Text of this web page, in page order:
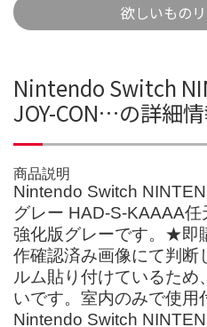
欲しいもの
Nintendo Switch
JOY-CON…の詳細
商品説明
Nintendo Switch
グレー HAD-S-KAAAA
強化版グレーです。★即
作確認済み画像にて判断
ルム貼り付けているため
いです。室内のみで使用
Nintendo Switch